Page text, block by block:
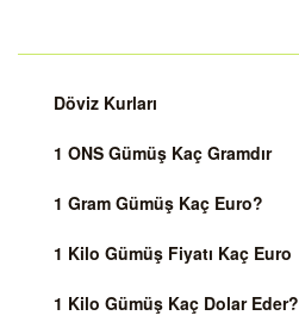
Döviz Kurları
1 ONS Gümüş Kaç Gramdır
1 Gram Gümüş Kaç Euro?
1 Kilo Gümüş Fiyatı Kaç Euro
1 Kilo Gümüş Kaç Dolar Eder?